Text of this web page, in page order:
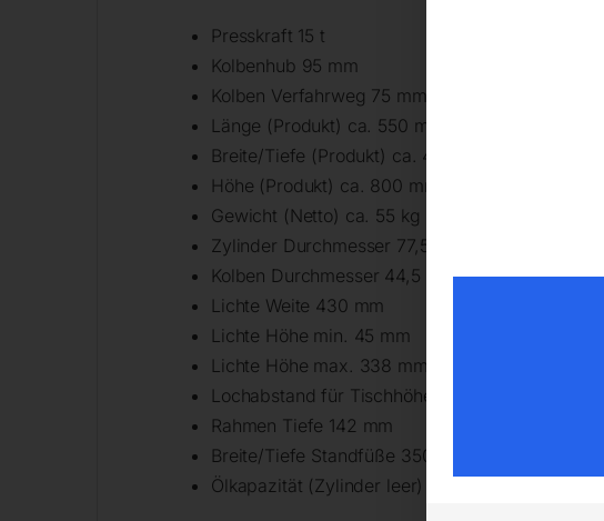
Presskraft 15 t
Kolbenhub 95 mm
Kolben Verfahrweg 75 mm
Länge (Produkt) ca. 550 mm
Breite/Tiefe (Produkt) ca. 430 mm
Höhe (Produkt) ca. 800 mm
Gewicht (Netto) ca. 55 kg
Zylinder Durchmesser 77,5 mm
Kolben Durchmesser 44,5 mm
Lichte Weite 430 mm
Lichte Höhe min. 45 mm
Lichte Höhe max. 338 mm
Lochabstand für Tischhöhenverstellung 60 mm
Rahmen Tiefe 142 mm
Breite/Tiefe Standfüße 350 mm
Ölkapazität (Zylinder leer) 0,75 l